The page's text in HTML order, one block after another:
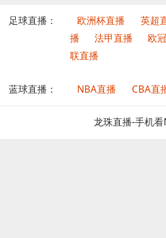
足球直播： 欧洲杯直播 英超
播
法甲直播 欧
联直播
蓝球直播： NBA直播 CBA直
龙珠直播-手机